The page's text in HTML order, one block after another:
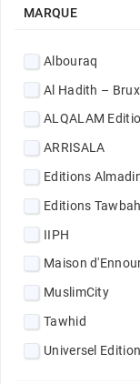
MARQUE
Albouraq
Al Hadith –
ALQALAM
ARRISALA
Editions
Editions Tawbah
IIPH
Maison
MuslimCity
Tawhid
Universel